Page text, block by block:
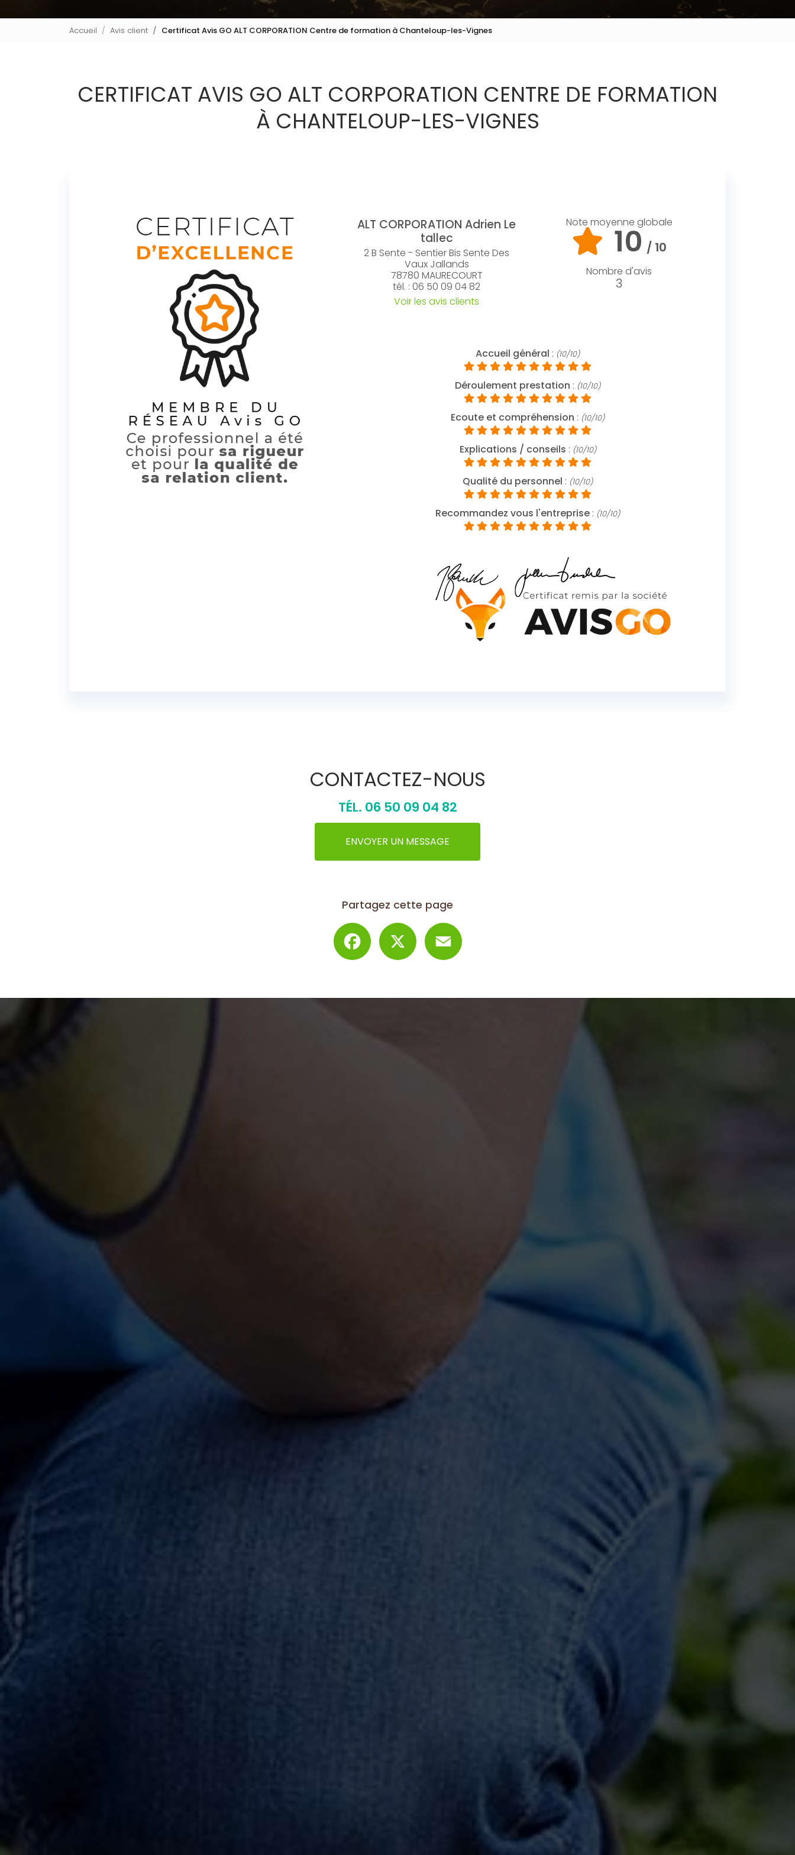
Accueil Avis client Certificat Avis GO ALT CORPORATION Centre de formation à Chanteloup-les-Vignes
CERTIFICAT AVIS GO ALT CORPORATION CENTRE DE FORMATION
À CHANTELOUP-LES-VIGNES
ALT CORPORATIONAdrien Le
tallec
2 B Sente - Sentier Bis Sente Des
Vaux Jallands
78780 MAURECOURT
tél. : 06 50 09 04 82
Voir les avis clients
Note moyenne globale
10 / 10
Nombre d'avis
3
Accueil général : (10/10)
Déroulement prestation : (10/10)
Ecoute et compréhension : (10/10)
Explications / conseils : (10/10)
Qualité du personnel : (10/10)
Recommandez vous l'entreprise : (10/10)
CONTACTEZ-NOUS
TÉL. 06 50 09 04 82
ENVOYER UN MESSAGE
Partagez cette page
Facebook